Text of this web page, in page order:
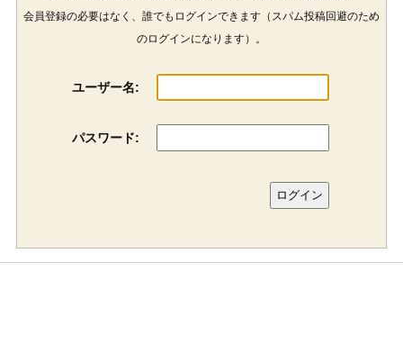
会員登録の必要はなく、誰でもログインできます（スパム投稿回避のため
のログインになります）。
ユーザー名:
パスワード: